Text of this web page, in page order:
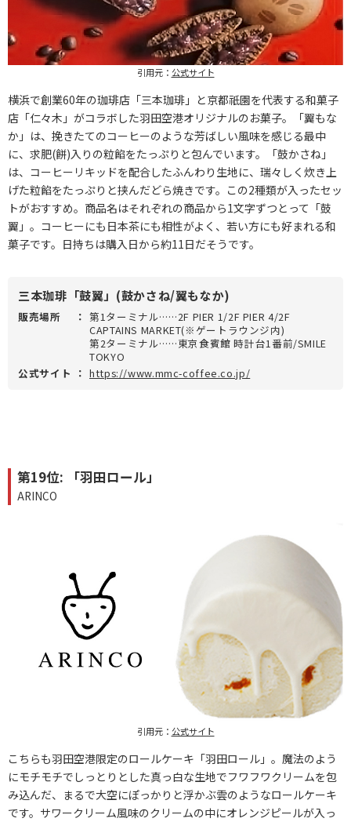
引用元： 公式サイト
横浜で創業60年の珈琲店「三本珈琲」と京都祇園を代表する和菓子
店「仁々木」がコラボした羽田空港オリジナルのお菓子。「翼もな
か」は、挽きたてのコーヒーのような芳ばしい風味を感じる最中
に、求肥(餅)入りの粒餡をたっぷりと包んでいます。「鼓かさね」
は、コーヒーリキッドを配合したふんわり生地に、瑞々しく炊き上
げた粒餡をたっぷりと挟んだどら焼きです。この2種類が入ったセッ
トがおすすめ。商品名はそれぞれの商品から1文字ずつとって「鼓
翼」。コーヒーにも日本茶にも相性がよく、若い方にも好まれる和
菓子です。日持ちは購入日から約11日だそうです。
三本珈琲「鼓翼」(鼓かさね/翼もなか)
販売場所 ： 第1ターミナル……2F PIER 1/2F PIER 4/2F
CAPTAINS MARKET(※ゲートラウンジ内)
第2ターミナル……東京食賓館 時計台1番前/SMILE
TOKYO
公式サイト
： https://www.mmc-coffee.co.jp/
第19位: 「羽田ロール」
ARINCO
引用元： 公式サイト
こちらも羽田空港限定のロールケーキ「羽田ロール」。魔法のよう
にモチモチでしっとりとした真っ白な生地でフワフワクリームを包
み込んだ、まるで大空にぽっかりと浮かぶ雲のようなロールケーキ
です。サワークリーム風味のクリームの中にオレンジピールが入っ